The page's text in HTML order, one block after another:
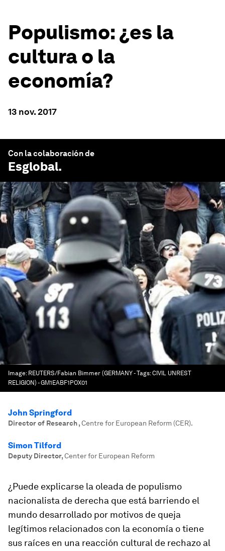
Populismo: ¿es la
cultura o la
economía?
13 nov. 2017
Con la colaboración de
Esglobal.
Image: REUTERS/Fabian Bimmer (GERMANY - Tags: CIVIL UNREST
RELIGION) - GM1EABF1POX01
John Springford
Director of Research,Centre for European Reform (CER).
Simon Tilford
Deputy Director,Center for European Reform
¿Puede explicarse la oleada de populismo
nacionalista de derecha que está barriendo el
mundo desarrollado por motivos de queja
legítimos relacionados con la economía o tiene
sus raíces en una reacción cultural de rechazo al